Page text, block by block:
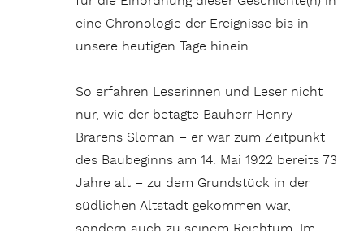
eine Chronologie der Ereignisse bis in
unsere heutigen Tage hinein.
So erfahren Leserinnen und Leser nicht
nur, wie der betagte Bauherr Henry
Brarens Sloman – er war zum Zeitpunkt
des Baubeginns am 14. Mai 1922 bereits 73
Jahre alt – zu dem Grundstück in der
südlichen Altstadt gekommen war,